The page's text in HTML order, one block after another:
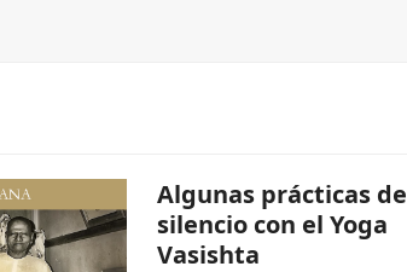
Algunas prácticas de
silencio con el Yoga
Vasishta